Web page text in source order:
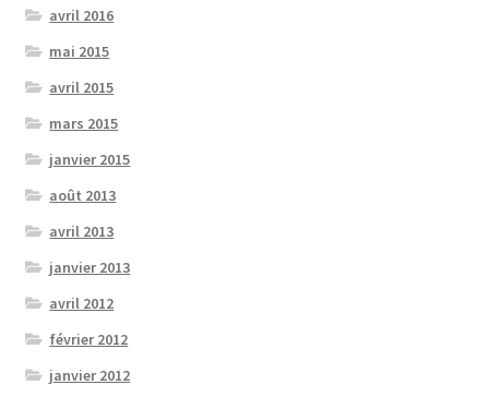
avril 2016
mai 2015
avril 2015
mars 2015
janvier 2015
août 2013
avril 2013
janvier 2013
avril 2012
février 2012
janvier 2012